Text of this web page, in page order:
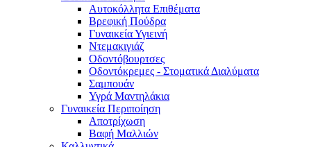
Αυτοκόλλητα Επιθέματα
Βρεφική Πούδρα
Γυναικεία Υγιεινή
Ντεμακιγιάζ
Οδοντόβουρτσες
Οδοντόκρεμες - Στοματικά Διαλύματα
Σαμπουάν
Υγρά Μαντηλάκια
Γυναικεία Περιποίηση
Αποτρίχωση
Βαφή Μαλλιών